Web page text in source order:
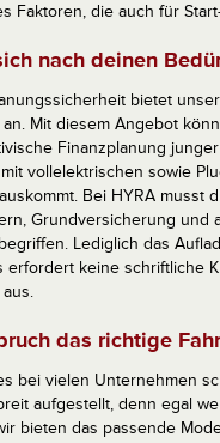
Faktoren, die auch für
nach deinen
bietet
Mit diesem Angebot
Finanzplanung
vollelektrischen sowie
Bei HYRA musst
Grundversicherung und
Lediglich das
erfordert keine schriftliche
das richtige
bei vielen Unternehmen
aufgestellt, denn egal
bieten das passende